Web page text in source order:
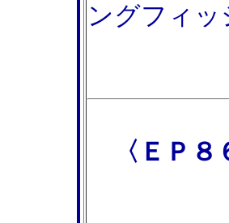
ングフィ
〈ＥＰ